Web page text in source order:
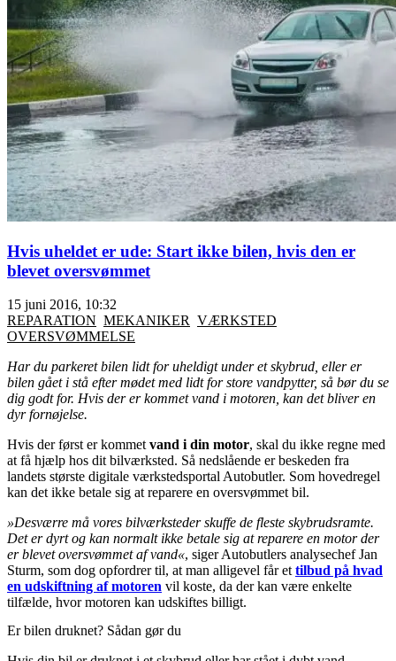
Hvis uheldet er ude: Start ikke bilen, hvis den er
blevet oversvømmet
15 juni 2016, 10:32
REPARATION MEKANIKER VÆRKSTED
OVERSVØMMELSE
Har du parkeret bilen lidt for uheldigt under et skybrud, eller er
bilen gået i stå efter mødet med lidt for store vandpytter, så bør du se
dig godt for. Hvis der er kommet vand i motoren, kan det bliver en
dyr fornøjelse.
Hvis der først er kommetvand i din motor, skal du ikke regne med
at få hjælp hos dit bilværksted. Så nedslående er beskeden fra
landets største digitale værkstedsportal Autobutler. Som hovedregel
kan det ikke betale sig at reparere en oversvømmet bil.
»Desværre må vores bilværksteder skuffe de fleste skybrudsramte.
Det er dyrt og kan normalt ikke betale sig at reparere en motor der
er blevet oversvømmet af vand«, siger Autobutlers analysechef Jan
Sturm, som dog opfordrer til, at man alligevel får ettilbud på hvad
en udskiftning af motoren vil koste, da der kan være enkelte
tilfælde, hvor motoren kan udskiftes billigt.
Er bilen druknet? Sådan gør du